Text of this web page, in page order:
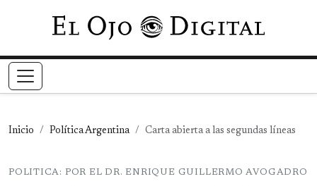
Pasar al contenido principal
Inicio Política Argentina Carta abierta a las segundas líneas
POLITICA: POR EL DR. ENRIQUE GUILLERMO AVOGADRO